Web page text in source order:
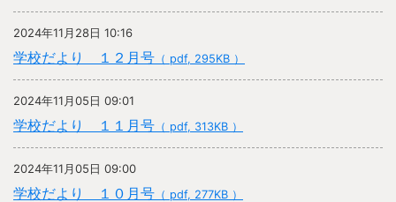
2024年11月28日 10:16
学校だより １２月号 （ pdf, 295KB ）
2024年11月05日 09:01
学校だより １１月号 （ pdf, 313KB ）
2024年11月05日 09:00
学校だより １０月号 （ pdf, 277KB ）